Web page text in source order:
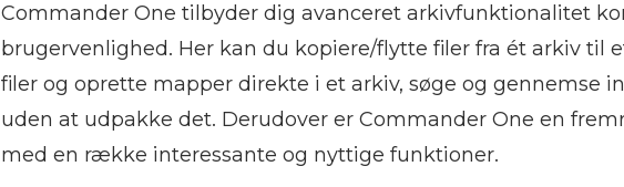
Commander One tilbyder dig avanceret arkivfunktionalitet
brugervenlighed. Her kan du kopiere/flytte filer fra ét arkiv til
filer og oprette mapper direkte i et arkiv, søge og gennemse
uden at udpakke det. Derudover er Commander One en
med en række interessante og nyttige funktioner.